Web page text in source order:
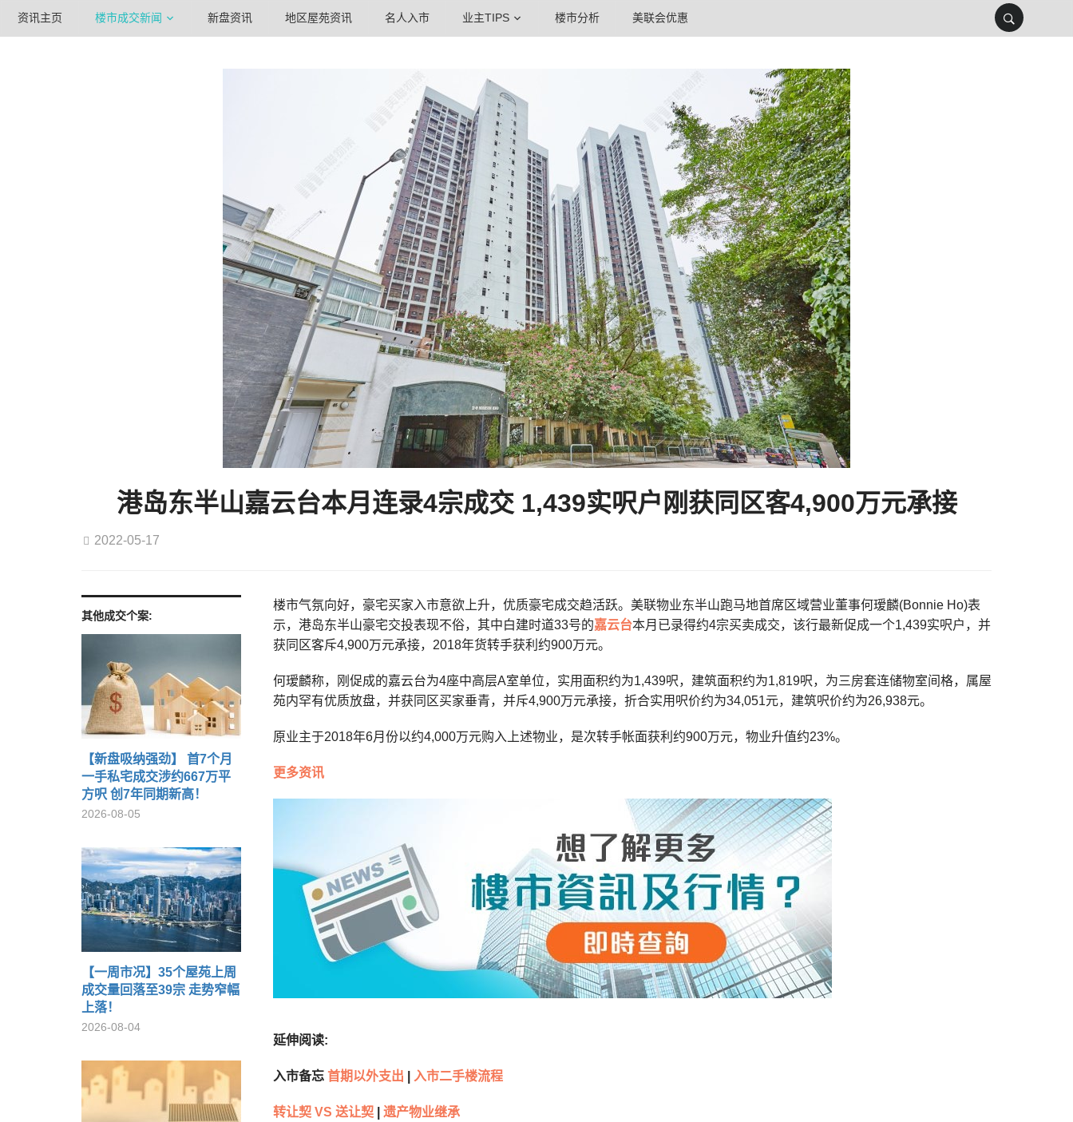
资讯主页 楼市成交新闻 新盘资讯 地区屋苑资讯 名人入市 业主TIPS 楼市分析 美联会优惠
港岛东半山嘉云台本月连录4宗成交 1,439实呎户刚获同区客4,900万元承接
2022-05-17
其他成交个案:
【新盘吸纳强劲】 首7个月
一手私宅成交涉约667万平
方呎 创7年同期新高！
2026-08-05
【一周市况】35个屋苑上周
成交量回落至39宗 走势窄幅
上落！
2026-08-04
楼市气氛向好，豪宅买家入市意欲上升，优质豪宅成交趋活跃。美联物业东半山跑马地首席区域营业董事何瑷麟(Bonnie Ho)表
示，港岛东半山豪宅交投表现不俗，其中白建时道33号的嘉云台本月已录得约4宗买卖成交，该行最新促成一个1,439实呎户，并
获同区客斥4,900万元承接，2018年货转手获利约900万元。
何瑷麟称，刚促成的嘉云台为4座中高层A室单位，实用面积约为1,439呎，建筑面积约为1,819呎，为三房套连储物室间格，属屋
苑内罕有优质放盘，并获同区买家垂青，并斥4,900万元承接，折合实用呎价约为34,051元，建筑呎价约为26,938元。
原业主于2018年6月份以约4,000万元购入上述物业，是次转手帐面获利约900万元，物业升值约23%。
更多资讯
延伸阅读:
入市备忘 首期以外支出 入市二手楼流程
转让契 VS 送让契 遗产物业继承